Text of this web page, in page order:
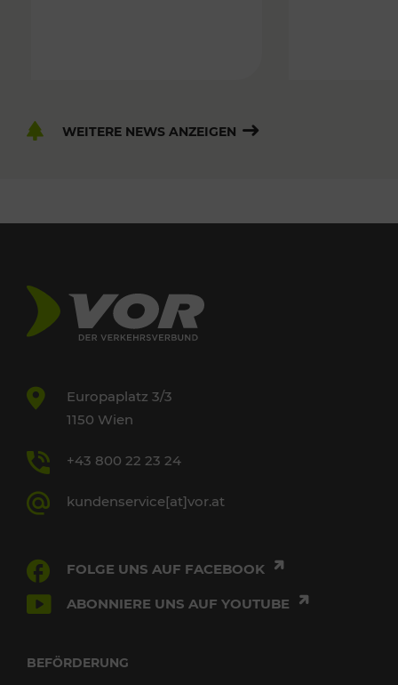
WEITERE NEWS ANZEIGEN
Europaplatz 3/3
1150 Wien
+43 800 22 23 24
kundenservice[at]vor.at
FOLGE UNS AUF FACEBOOK
ABONNIERE UNS AUF YOUTUBE
BEFÖRDERUNG